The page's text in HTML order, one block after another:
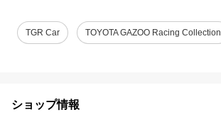
TGR Car TOYOTA GAZOO Racing Collection
ショップ情報